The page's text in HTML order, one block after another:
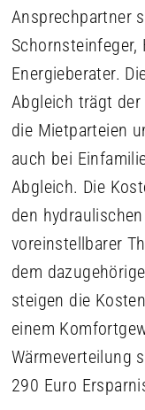
Ansprechpartner
Schornsteinfeger,
Energieberater.
Abgleich trägt
die Mietparteien
auch bei
Abgleich. Die
den
voreinstellbarer
dem
steigen die
einem
Wärmeverteilung
290 Euro